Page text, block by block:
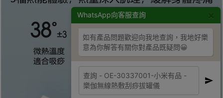
WhatsApp向客服查詢
如有產品問題歡迎向我地查詢，我地好樂
意為你解答有關你對產品既疑問😀